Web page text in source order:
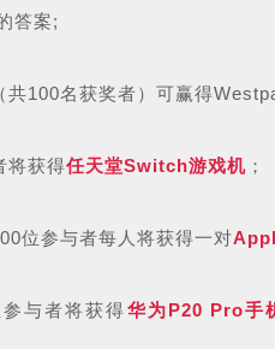
答案;
100名获奖者）可赢得
将获得任天堂Switch游戏机 ；
位参与者每人将获得一对
与者将获得华为P20 Pro手